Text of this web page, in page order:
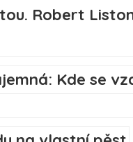
Robert